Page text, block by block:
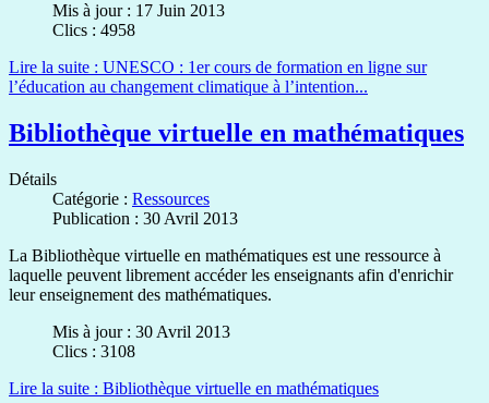
Mis à jour : 17 Juin 2013
Clics : 4958
Lire la suite : UNESCO : 1er cours de formation en ligne sur
l’éducation au changement climatique à l’intention...
Bibliothèque virtuelle en mathématiques
Détails
Catégorie : Ressources
Publication : 30 Avril 2013
La Bibliothèque virtuelle en mathématiques est une ressource à
laquelle peuvent librement accéder les enseignants afin d'enrichir
leur enseignement des mathématiques.
Mis à jour : 30 Avril 2013
Clics : 3108
Lire la suite : Bibliothèque virtuelle en mathématiques